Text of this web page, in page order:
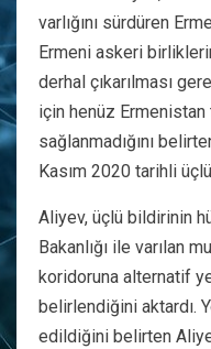
varlığını sürdüren
Ermeni askeri
derhal çıkarılması
için henüz Ermenistan
sağlanmadığını
Kasım 2020 tarihli
Aliyev, üçlü bildirinin
Bakanlığı ile varılan
koridoruna alternatif
belirlendiğini aktardı.
edildiğini belirten